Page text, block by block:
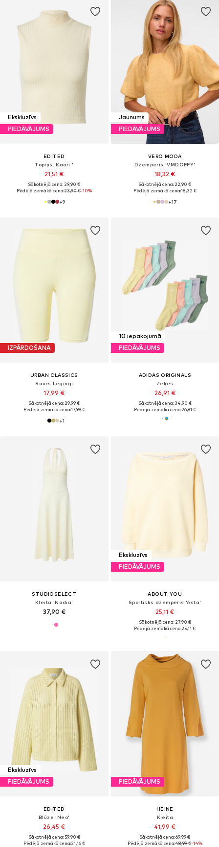
Ekskluzīvs
PIEDĀVĀJUMS
EDITED
Topiņš 'Kaori '
21,51 €
Sākotnējā cena: 29,90 €
Pēdējā zemākā cena:23,90 €-10%
+9
Jaunums
PIEDĀVĀJUMS
VERO MODA
Džemperis 'VMDOFFY'
18,32 €
Sākotnējā cena: 22,90 €
Pēdējā zemākā cena:18,32 €
+17
IZPĀRDOŠANA
URBAN CLASSICS
Šaurs Legingi
17,99 €
Sākotnējā cena: 29,99 €
Pēdējā zemākā cena:17,99 €
+1
10 iepakojumā
PIEDĀVĀJUMS
ADIDAS ORIGINALS
Zeķes
26,91 €
Sākotnējā cena: 34,90 €
Pēdējā zemākā cena:26,91 €
STUDIOSELECT
Kleita 'Nadia'
37,90 €
Ekskluzīvs
PIEDĀVĀJUMS
ABOUT YOU
Sportisks džemperis 'Asta'
25,11 €
Sākotnējā cena: 27,90 €
Pēdējā zemākā cena:25,11 €
Ekskluzīvs
PIEDĀVĀJUMS
EDITED
Blūze 'Neo'
26,45 €
Sākotnējā cena: 59,90 €
Pēdējā zemākā cena:21,16 €
PIEDĀVĀJUMS
HEINE
Kleita
41,99 €
Sākotnējā cena: 69,99 €
Pēdējā zemākā cena:48,99 €-14%